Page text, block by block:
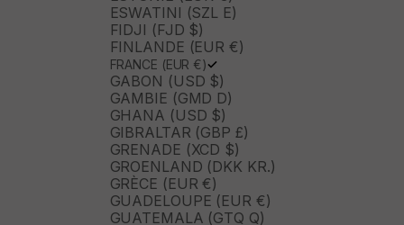
ESWATINI (SZL E)
FIDJI (FJD $)
FINLANDE (EUR €)
FRANCE (EUR €)
GABON (USD $)
GAMBIE (GMD D)
GHANA (USD $)
GIBRALTAR (GBP £)
GRENADE (XCD $)
GROENLAND (DKK KR.)
GRÈCE (EUR €)
GUADELOUPE (EUR €)
GUATEMALA (GTQ Q)